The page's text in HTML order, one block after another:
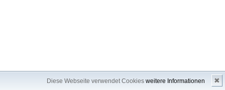
Diese Webseite verwendet Cookies weitere Informationen ✖